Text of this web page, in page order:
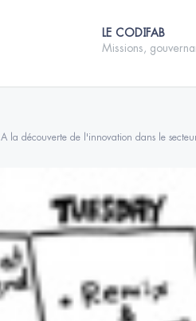
LE CODIFAB
Missions,
A la découverte de l'innovation dans le